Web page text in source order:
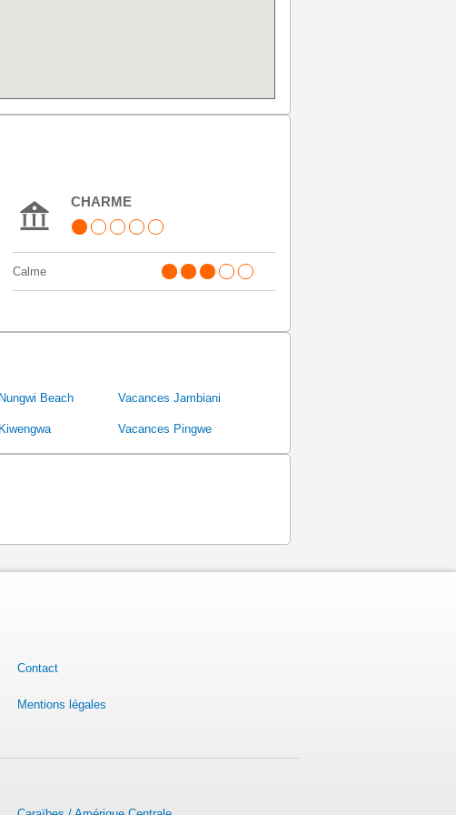
CHARME
Calme
Beach Vacances Jambiani
Vacances Pingwe
Contact
Mentions légales